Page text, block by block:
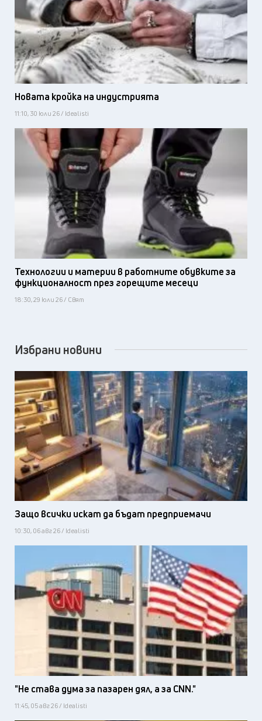
Новата кройка на индустрията
11:10, 30 юли 26 / Idealisti
Технологии и материи в работните обувките за
функционалност през горещите месеци
18:30, 29 юли 26 / Свят
Избрани новини
Защо всички искат да бъдат предприемачи
10:30, 06 авг 26 / Idealisti
"Не става дума за пазарен дял, а за CNN."
11:45, 05 авг 26 / Idealisti